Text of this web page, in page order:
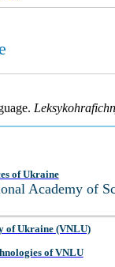
of Ukraine
Academy of
of Ukraine (VNLU)
of VNLU